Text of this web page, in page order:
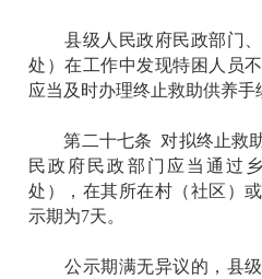
县级人民政府民政部门、
处）在工作中发现特困人员
应当及时办理终止救助供养手
第二十七条 对拟终止救助
民政府民政部门应当通过
处），在其所在村（社区）
示期为7天。
公示期满无异议的，县级